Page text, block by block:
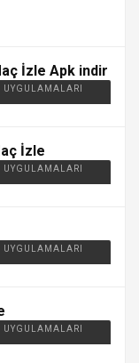
İzle Apk indir
İzle